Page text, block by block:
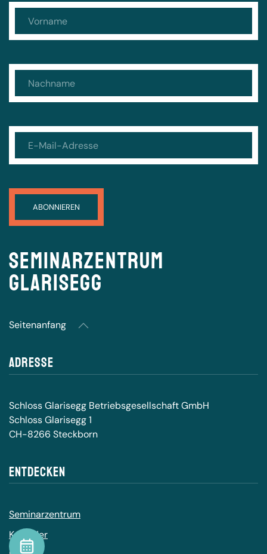
Kalender
Seminarzentrum
Glarisegg
Seitenanfang
Adresse
Schloss Glarisegg Betriebsgesellschaft GmbH
Schloss Glarisegg 1
CH-8266 Steckborn
Entdecken
Seminarzentrum
Kalender